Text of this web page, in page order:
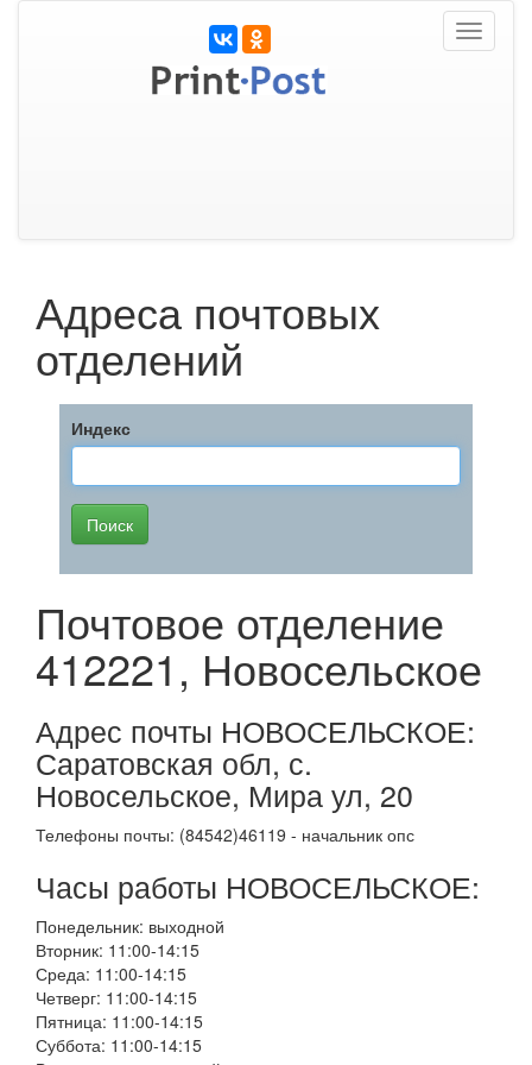
Toggle
Адреса почтовых
отделений
Индекс
Почтовое отделение
412221, Новосельское
Адрес почты НОВОСЕЛЬСКОЕ:
Саратовская обл, с.
Новосельское, Мира ул, 20
Телефоны почты: (84542)46119 - начальник опс
Часы работы НОВОСЕЛЬСКОЕ:
Понедельник: выходной
Вторник: 11:00-14:15
Среда: 11:00-14:15
Четверг: 11:00-14:15
Пятница: 11:00-14:15
Суббота: 11:00-14:15